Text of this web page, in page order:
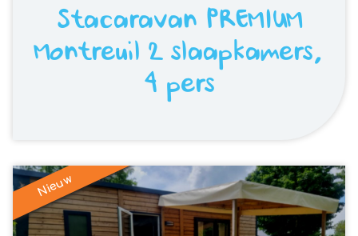
Stacaravan PREMIUM
Montreuil 2 slaapkamers,
4 pers
Nieuw